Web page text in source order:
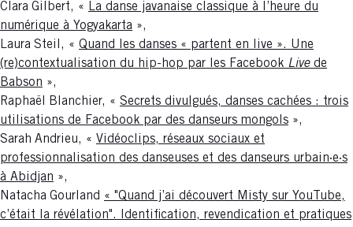
Clara Gilbert, « La danse javanaise classique à l’heure du
numérique à Yogyakarta »,
Laura Steil, « Quand les danses « partent en live ». Une
(re)contextualisation du hip-hop par les Facebook Live de
Babson »,
Raphaël
Blanchier, « Secrets divulgués, danses cachées : trois
utilisations de Facebook par des danseurs mongols »,
Sarah Andrieu, « Vidéoclips, réseaux sociaux et
professionnalisation des danseuses et des danseurs urbain·e·s
à Abidjan »,
Natacha Gourland « "Quand j’ai découvert Misty sur YouTube,
c’était la révélation". Identification, revendication et pratiques